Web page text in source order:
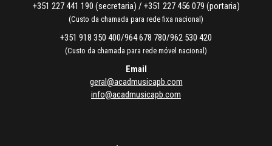
+351 227 441 190 (secretaria) / +351 227 456 079 (portaria)
(Custo da chamada para rede fixa nacional)
+351 918 350 400/964 678 780/962 530 420
(Custo da chamada para rede móvel nacional)
Email
geral@acadmusicapb.com
info@acadmusicapb.com